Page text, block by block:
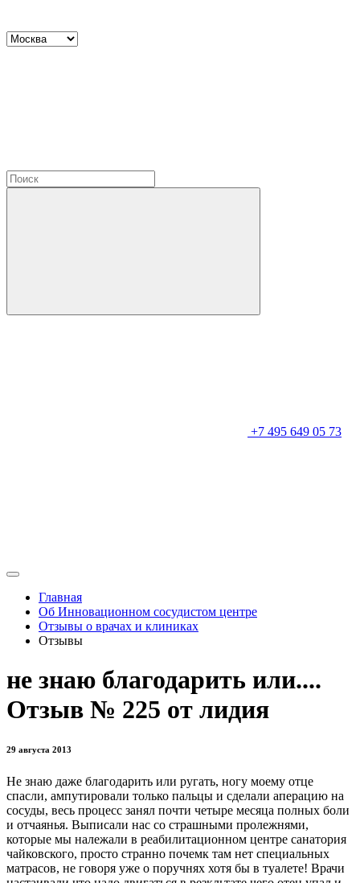
+7 495 649 05 73
Главная
Об Инновационном сосудистом центре
Отзывы о врачах и клиниках
Отзывы
не знаю благодарить или....
Отзыв № 225 от лидия
29 августа 2013
Не знаю даже благодарить или ругать, ногу моему отце
спасли, ампутировали только пальцы и сделали аперацию на
сосуды, весь процесс занял почти четыре месяца полных боли
и отчаянья. Выписали нас со страшными пролежнями,
которые мы належали в реабилитационном центре санатория
чайковского, просто странно почемк там нет специальных
матрасов, не говоря уже о поручнях хотя бы в туалете! Врачи